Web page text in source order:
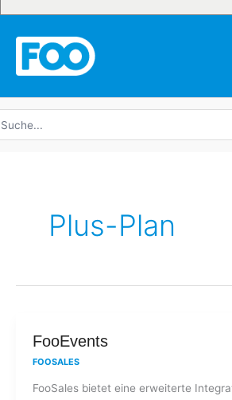
Plus-Plan
FooEvents
FOOSALES
FooSales bietet eine erweiterte
FooEvents